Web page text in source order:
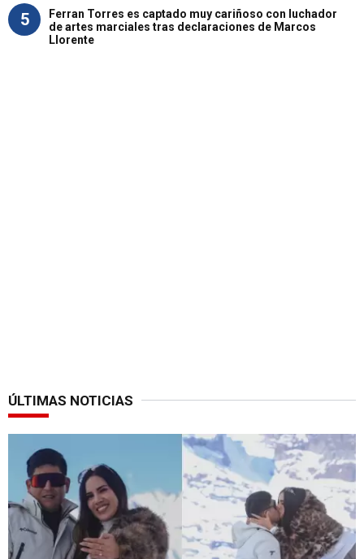
5
Ferran Torres es captado muy cariñoso con luchador
de artes marciales tras declaraciones de Marcos
Llorente
ÚLTIMAS NOTICIAS